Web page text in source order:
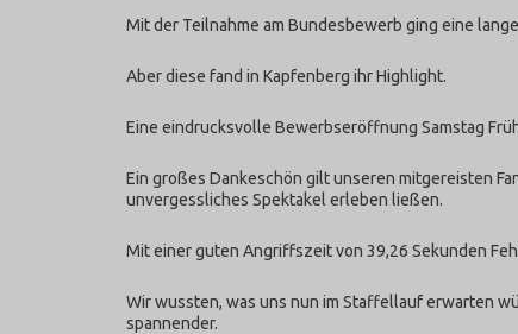
Mit der Teilnahme am Bundesbewerb ging eine
Aber diese fand in Kapfenberg ihr Highlight.
Eine eindrucksvolle Bewerbseröffnung Samstag
Ein großes Dankeschön gilt unseren mitgereisten
unvergessliches Spektakel erleben ließen.
Mit einer guten Angriffszeit von 39,26 Sekunden
Wir wussten, was uns nun im Staffellauf erwarten
spannender.